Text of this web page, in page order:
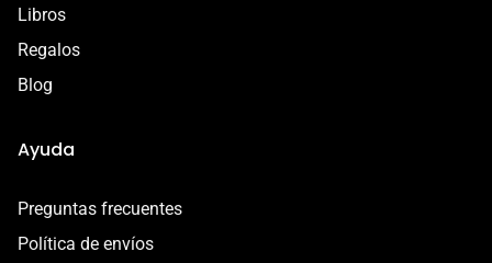
Libros
Regalos
Blog
Ayuda
Preguntas frecuentes
Política de envíos